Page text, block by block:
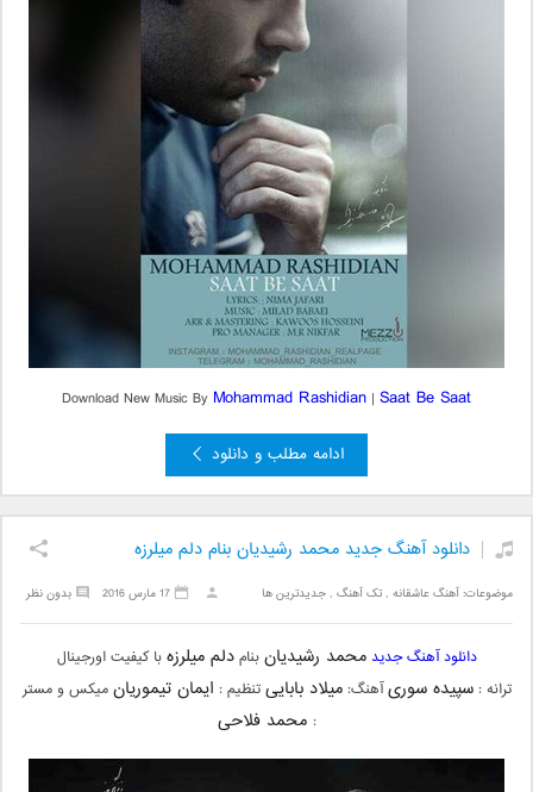
Download New Music By Mohammad Rashidian | Saat Be Saat
ادامه مطلب و دانلود
دانلود آهنگ جدید محمد رشیدیان بنام دلم میلرزه
موضوعات:آهنگ عاشقانه ,تک آهنگ ,جدیدترین ها بدون نظر 17 مارس 2016
دانلود آهنگ جدید محمد رشیدیانبنامدلم میلرزهبا کیفیت اورجینال
ترانه :سپیده سوریآهنگ:میلاد باباییتنظیم : ایمان تیموریانمیکس و مستر
: محمد فلاحی